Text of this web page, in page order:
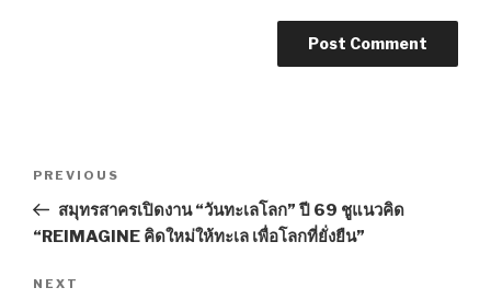
Previous
Post
PREVIOUS
สมุทรสาครเปิดงาน “วันทะเลโลก” ปี 69 ชูแนวคิด
“REIMAGINE คิดใหม่ให้ทะเล เพื่อโลกที่ยั่งยืน”
Next
NEXT